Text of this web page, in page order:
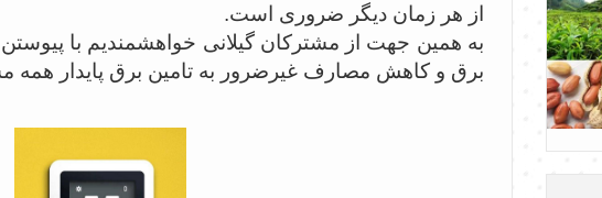
از هر زمان دیگر ضروری است.
برق و کاهش مصارف غیرضرور به تامین برق پایدار همه